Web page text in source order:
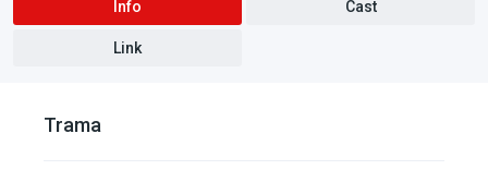
Info Cast
Link
Trama